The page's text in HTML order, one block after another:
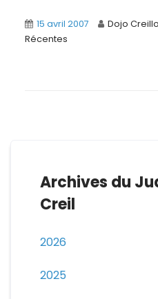
15 avril 2007 Dojo
Récentes
Archives du
Creil
2026
2025